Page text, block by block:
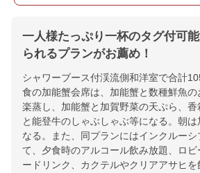
一人様たっぷり一杯のタグ付可
られるプランがお薦め！
シャワーブース付渓流側和洋室で合計
食の加能蟹会席は、加能蟹と数種鮮魚
楽蒸し、加能蟹と加賀野菜の天ぷら、
と能登牛のしゃぶしゃぶ等になる。朝
なる。また、同プランにはインクルー
て、夕食時のアルコール飲み放題、ロビ
ードリンク、カクテルやクリアアサヒ